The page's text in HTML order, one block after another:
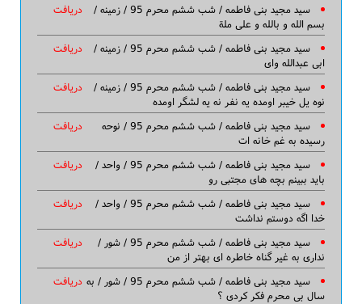
دریافت
سید مجید بنی فاطمه / شب ششم محرم 95 / زمینه /
بسم الله و بالله و علی ملة
دریافت
سید مجید بنی فاطمه / شب ششم محرم 95 / زمینه /
ابی عبدالله وای
دریافت
سید مجید بنی فاطمه / شب ششم محرم 95 / زمینه /
نوه یل خیبر اومده یه نفر نه یه لشگر اومده
دریافت
سید مجید بنی فاطمه / شب ششم محرم 95 / نوحه
رسیده به غم خانه ات
دریافت
سید مجید بنی فاطمه / شب ششم محرم 95 / واحد /
باید ببینم بچه های مجتبی رو
دریافت
سید مجید بنی فاطمه / شب ششم محرم 95 / واحد /
خدا اگه دوستم نداشت
دریافت
سید مجید بنی فاطمه / شب ششم محرم 95 / شور /
نداری به غیر گناه خاطره ای بهتر از من
دریافت سید مجید بنی فاطمه / شب ششم محرم 95 / شور / به
سال بی محرم فکر کردی ؟